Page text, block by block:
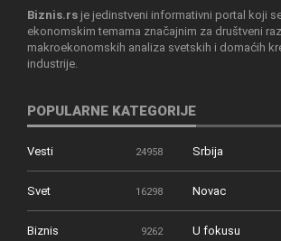
Biznis.rs je jedinstveni informativni portal koji
ekonomskim temama značajnim za društveni
makroekonomskih analiza svetskih i domaćih
industrije.
POPULARNE KATEGORIJE
Vesti 24958 Srbija
Svet 16298 Novac
Biznis 9262 U fokusu